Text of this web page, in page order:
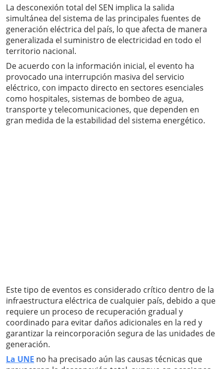
La desconexión total del SEN implica la salida
simultánea del sistema de las principales fuentes de
generación eléctrica del país, lo que afecta de manera
generalizada el suministro de electricidad en todo el
territorio nacional.
De acuerdo con la información inicial, el evento ha
provocado una interrupción masiva del servicio
eléctrico, con impacto directo en sectores esenciales
como hospitales, sistemas de bombeo de agua,
transporte y telecomunicaciones, que dependen en
gran medida de la estabilidad del sistema energético.
Este tipo de eventos es considerado crítico dentro de la
infraestructura eléctrica de cualquier país, debido a que
requiere un proceso de recuperación gradual y
coordinado para evitar daños adicionales en la red y
garantizar la reincorporación segura de las unidades de
generación.
La UNE no ha precisado aún las causas técnicas que